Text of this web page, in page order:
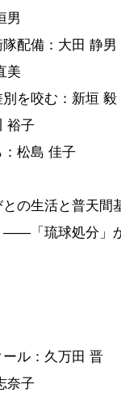
男
配備：大田 静男
美
を咬む：新垣 毅
裕子
松島 佳子
の生活と普天間
――「琉球処分」
ル：久万田 晋
奈子